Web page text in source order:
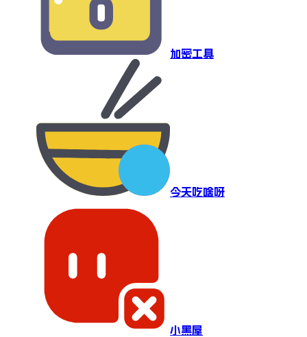
加密工具
今天吃啥呀
小黑屋